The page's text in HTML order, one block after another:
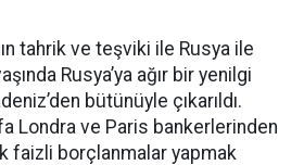
tahrik ve teşviki ile Rusya ile
Rusya’ya ağır bir yenilgi
bütünüyle çıkarıldı.
Londra ve Paris bankerlerinden
faizli borçlanmalar yapmak